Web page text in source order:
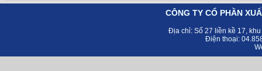
CÔNG TY CỔ PHẦN
Địa chỉ: Số 27 liền kề 17,
Điện thoại: